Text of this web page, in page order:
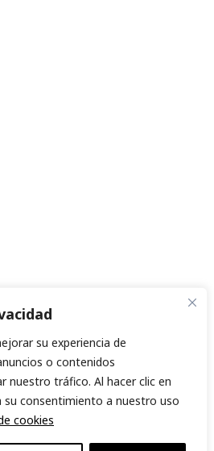
su experiencia de
o contenidos
nuestro tráfico. Al hacer clic en
su consentimiento a nuestro uso
cookies